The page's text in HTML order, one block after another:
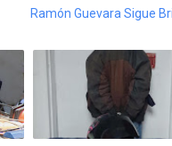
Ramón Guevara Sigue